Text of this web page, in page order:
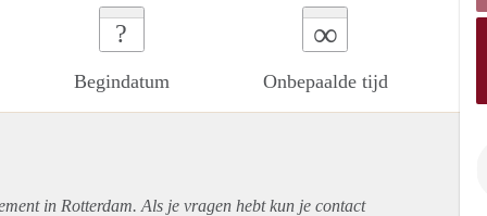
?
Begindatum
∞
Onbepaalde tijd
in Rotterdam. Als je vragen hebt kun je contact